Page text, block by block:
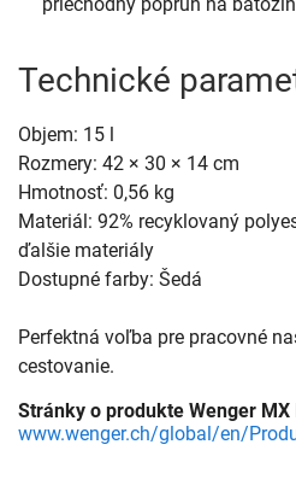
Technické
Objem: 15 l
Rozmery: 42 × 30 × 14 cm
Hmotnosť: 0,56 kg
Materiál: 92% recyklovaný
ďalšie materiály
Dostupné farby: Šedá
Perfektná voľba pre pracovné
cestovanie.
Stránky o produkte Wenger MX